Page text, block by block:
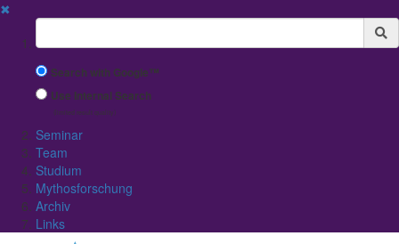
✖
Suchbegriff
Search with Google™
Use Internal Search
(limited result quality)
Seminar
Team
Studium
Mythosforschung
Archiv
Links